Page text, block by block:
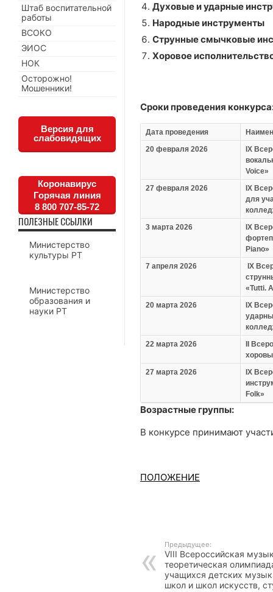
Духовые и ударные
Народные инструменты
Струнные смычковые
Хоровое
Сроки проведения
Дата проведения
20 февраля 2026 IX
Voice»
27 февраля 2026
IX
для
3 марта 2026 IX
Piano»
7 апреля 2026
IX
«Tutti.
20 марта 2026
IX
22 марта 2026
27 марта 2026 IX
Folk»
Возрастные группы:
В конкурсе принимают
ПОЛОЖЕНИЕ
Предыдущее:
VIII Всероссийская
теоретическая
учащихся детских
школ и школ искусств,
Штаб воспитательной
работы
ВСОКО
ЭИОС
НОК
Осторожно!
Мошенники!
Версия для
слабовидящих
Коронавирус
Горячая линия
8 800 707-85-72
ПОЛЕЗНЫЕ ССЫЛКИ
Министерство
культуры РТ
Министерство
образования и
науки РТ